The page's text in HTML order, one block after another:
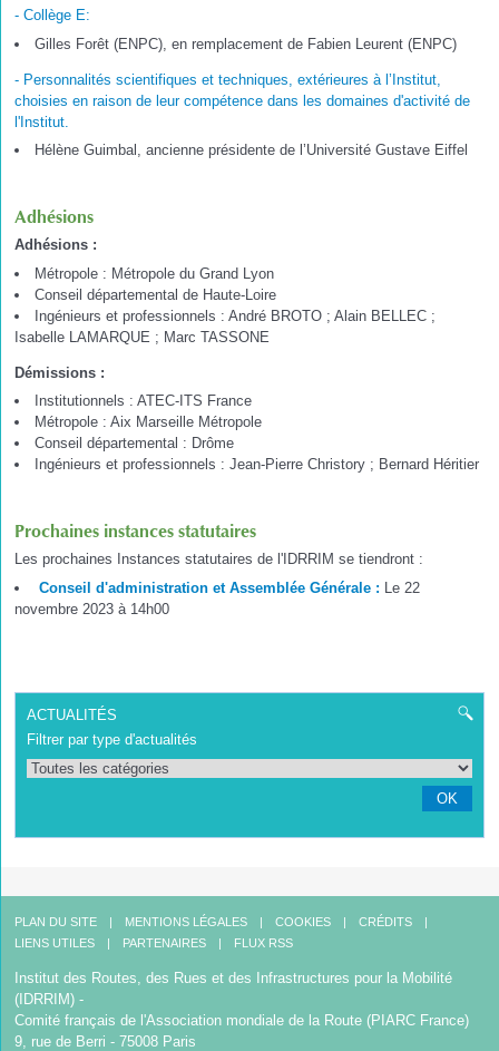
- Collège E:
Gilles Forêt (ENPC), en remplacement de Fabien Leurent (ENPC)
- Personnalités scientifiques et techniques, extérieures à l’Institut,
choisies en raison de leur compétence dans les domaines d'activité de
l'Institut.
Hélène Guimbal, ancienne présidente de l’Université Gustave Eiffel
Adhésions
Adhésions :
Métropole : Métropole du Grand Lyon
Conseil départemental de Haute-Loire
Ingénieurs et professionnels : André BROTO ; Alain BELLEC ;
Isabelle LAMARQUE ; Marc TASSONE
Démissions :
Institutionnels : ATEC-ITS France
Métropole : Aix Marseille Métropole
Conseil départemental : Drôme
Ingénieurs et professionnels : Jean-Pierre Christory ; Bernard Héritier
Prochaines instances statutaires
Les prochaines Instances statutaires de l'IDRRIM se tiendront :
Conseil d'administration et Assemblée Générale :
Le 22
novembre 2023 à 14h00
ACTUALITÉS
Filtrer par type d'actualités
OK
PLAN DU SITE MENTIONS LÉGALES COOKIES
CRÉDITS
LIENS UTILES
PARTENAIRES FLUX RSS
Institut des Routes, des Rues et des Infrastructures pour la Mobilité
(IDRRIM) -
Comité français de l'Association mondiale de la Route (PIARC France)
9, rue de Berri - 75008 Paris